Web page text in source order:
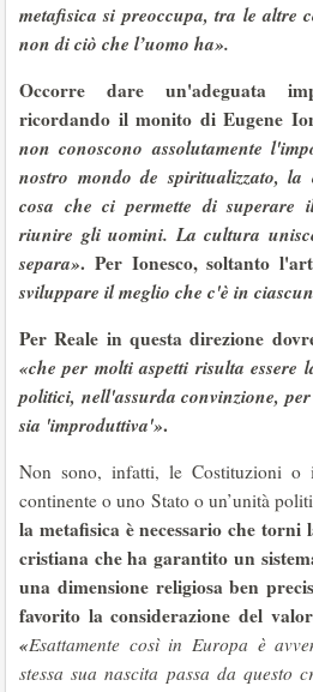
metafisica si preoccupa, tra le altre
non di ciò che l’uomo ha».
Occorre dare un'adeguata
ricordando il monito di Eugene
non conoscono assolutamente
nostro mondo de spiritualizzato,
cosa che ci permette di
riunire gli uomini. La cultura
separa». Per Ionesco, soltanto l'
sviluppare il meglio che c'è in
Per Reale in questa direzione
«che per molti aspetti risulta
politici, nell'assurda convinzione,
sia 'improduttiva'».
Non sono, infatti, le Costituzioni
continente o uno Stato o un’unità
la metafisica è necessario che torni
cristiana che ha garantito un
una dimensione religiosa ben
favorito la considerazione del
«Esattamente così in Europa è
stessa sua nascita passa da